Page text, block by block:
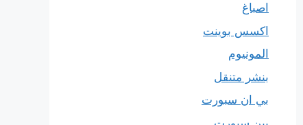
اصباغ
اكسس بوينت
المونيوم
بنشر متنقل
بي ان سبورت